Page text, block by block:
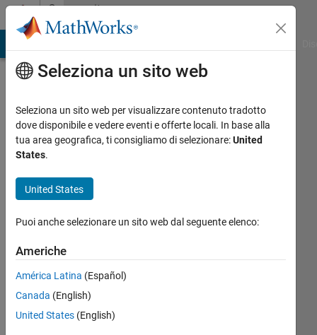
Vai al contenutoCommunity
Profile
Joseph
Cheng
Last
giorno
Attivo
Followers:
Seleziona un sito web
Seleziona un sito web per visualizzare contenuto tradotto
dove disponibile e vedere eventi e offerte locali. In base alla
tua area geografica, ti consigliamo di selezionare:United
States.
United States
Puoi anche selezionare un sito web dal seguente elenco:
Americhe
América Latina (Español)
Canada (English)
United States (English)